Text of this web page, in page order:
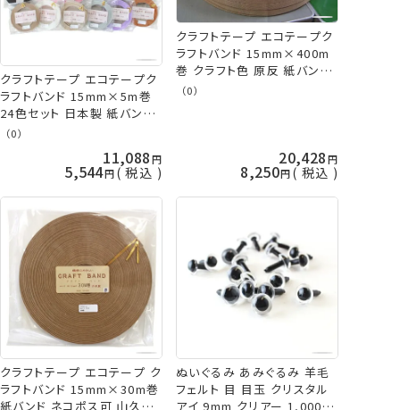
クラフトテープ エコテープク
ラフトバンド 15mm×5m巻
24色セット 日本製 紙バンド
山久オリジナル 手芸の山久
（0）
11,088
5,544 税込
クラフトテープ エコテープク
ラフトバンド 15mm×400m
巻 クラフト色 原反 紙バンド
山久オリジナル 手芸の山久
（0）
20,428
8,250 税込
クラフトテープ エコテープ ク
ラフトバンド 15mm×30m巻
紙バンド ネコポス可 山久オ
ぬいぐるみ あみぐるみ 羊毛
フェルト 目 目玉 クリスタル
アイ 9mm クリアー 1,000個